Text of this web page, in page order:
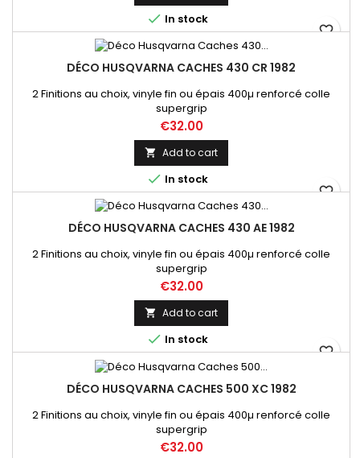
 In stock
favorite_border
DÉCO HUSQVARNA CACHES 430 CR 1982
2 Finitions au choix, vinyle fin ou épais 400µ renforcé colle
supergrip
Price
€32.00
 Add to cart
 In stock
favorite_border
DÉCO HUSQVARNA CACHES 430 AE 1982
2 Finitions au choix, vinyle fin ou épais 400µ renforcé colle
supergrip
Price
€32.00
 Add to cart
 In stock
favorite_border
DÉCO HUSQVARNA CACHES 500 XC 1982
2 Finitions au choix, vinyle fin ou épais 400µ renforcé colle
supergrip
Price
€32.00